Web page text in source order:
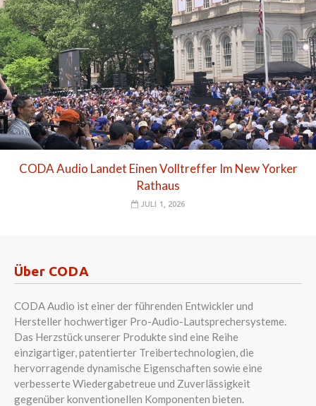
CODA Audio Landet Einen Volltreffer Im New Yorker
Rathaus
JULI 1, 2026
Über CODA
CODA Audio ist einer der führenden Entwickler und
Hersteller hochwertiger Pro-Audio-Lautsprechersysteme.
Das Herzstück unserer Produkte sind eine Reihe
einzigartiger, patentierter Treibertechnologien, die
hervorragende dynamische Eigenschaften sowie eine
verbesserte Wiedergabetreue und Zuverlässigkeit
gegenüber konventionellen Komponenten bieten.